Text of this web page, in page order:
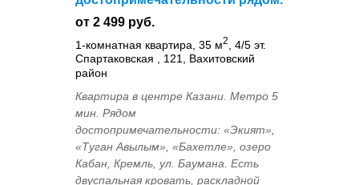
от 2 499 руб.
1-комнатная квартира, 35 м2
, 4/5 эт.
Спартаковская , 121, Вахитовский
район
Квартира в центре Казани. Метро 5
мин. Рядом
достопримечательности: «Экият»,
«Туган Авылым», «Бахетле», озеро
Кабан, Кремль, ул. Баумана. Есть
двуспальная кровать, раскладной